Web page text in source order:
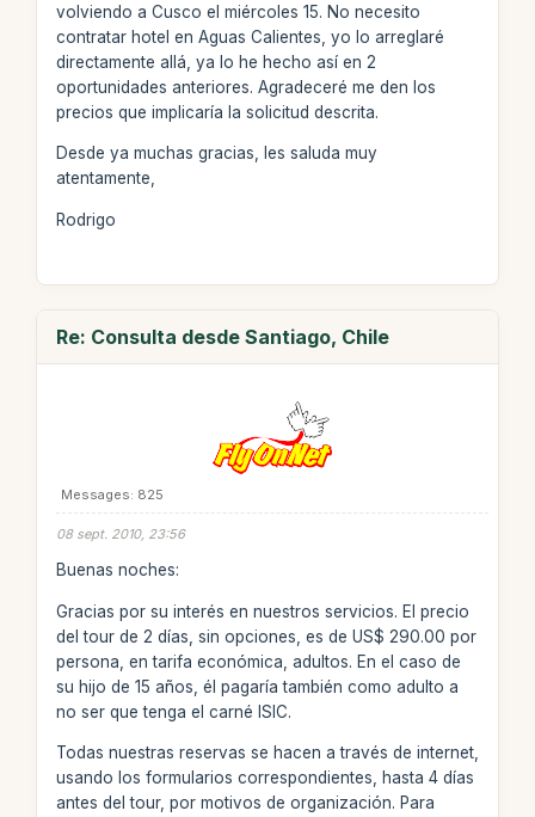
volviendo a Cusco el miércoles 15. No necesito
contratar hotel en Aguas Calientes, yo lo arreglaré
directamente allá, ya lo he hecho así en 2
oportunidades anteriores. Agradeceré me den los
precios que implicaría la solicitud descrita.
Desde ya muchas gracias, les saluda muy
atentamente,
Rodrigo
Re: Consulta desde Santiago, Chile
Messages: 825
08 sept. 2010, 23:56
Buenas noches:
Gracias por su interés en nuestros servicios. El precio
del tour de 2 días, sin opciones, es de US$ 290.00 por
persona, en tarifa económica, adultos. En el caso de
su hijo de 15 años, él pagaría también como adulto a
no ser que tenga el carné ISIC.
Todas nuestras reservas se hacen a través de internet,
usando los formularios correspondientes, hasta 4 días
antes del tour, por motivos de organización. Para